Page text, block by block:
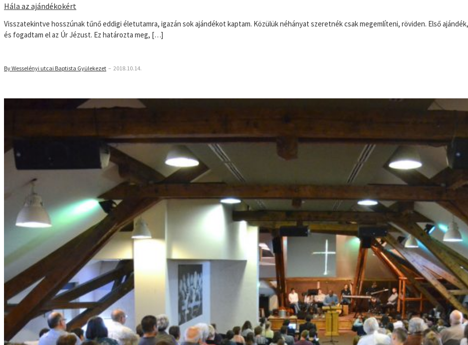
Hála az ajándékokért
Visszatekintve hosszúnak tűnő eddigi életutamra, igazán sok ajándékot kaptam. Közülük néhányat szeretnék csak megemlíteni, röviden. Első
és fogadtam el az Úr Jézust. Ez határozta meg, […]
By Wesselényi utcai Baptista Gyülekezet – 2018.10.14.